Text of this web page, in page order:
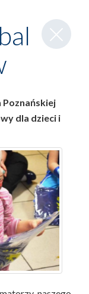
Zamknij
wpis
dla dzieci i